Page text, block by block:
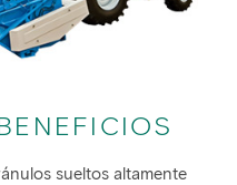
sueltos altamente